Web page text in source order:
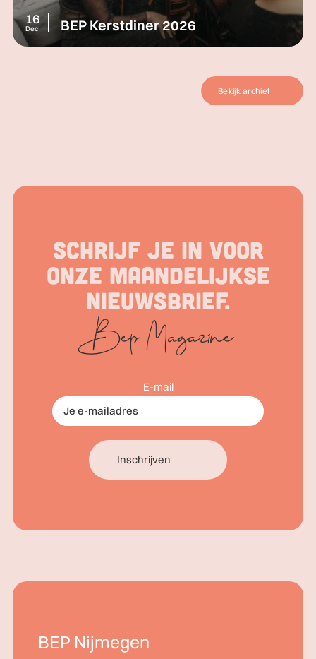
16
Dec BEP Kerstdiner 2026
Bekijk archief
Schrijf je in voor
onze maandelijkse
nieuwsbrief.
E-mail
BEP Nijmegen